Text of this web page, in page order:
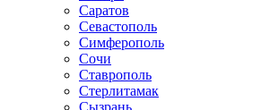
Саратов
Севастополь
Симферополь
Сочи
Ставрополь
Стерлитамак
Сызрань